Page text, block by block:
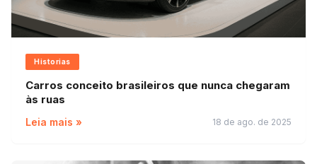
Historias
Carros conceito brasileiros que nunca chegaram
às ruas
Leia mais » 18 de ago. de 2025